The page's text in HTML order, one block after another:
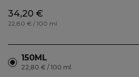
34,20 €
22,80 € / 100 ml
150ML
22,80 € / 100 ml